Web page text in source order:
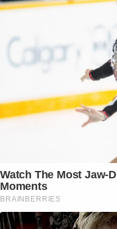
Watch The Most
Moments
BRAINBERRIES